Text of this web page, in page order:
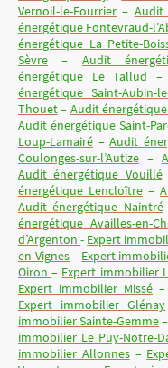
Vernoil-le-Fourrier – Audit
énergétique Fontevraud-
énergétique La Petite-
Sèvre – Audit
énergétique Le Tallud –
énergétique Saint-Aubin-
Thouet– Audit
Audit énergétique Saint-
Loup-Lamairé –Audit
Coulonges-sur-l’Autize –
Audit énergétique Vouillé
énergétique Lencloître –
Audit énergétique Naintré
énergétique Availles-en-
d’Argenton- Expert
en-Vignes– Expert
Oiron– Expert immobilier
Expert immobilier Missé –
Expert immobilier Glénay
immobilier Sainte-Gemme–
immobilier Le Puy-Notre-
immobilier Allonnes–